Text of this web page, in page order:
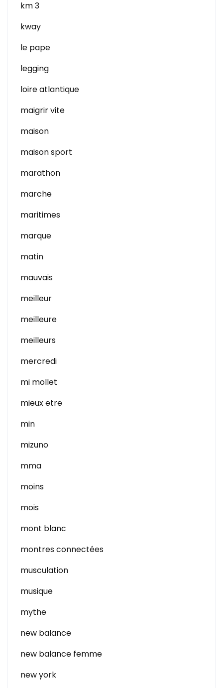
km 3
kway
le pape
legging
loire atlantique
maigrir vite
maison
maison sport
marathon
marche
maritimes
marque
matin
mauvais
meilleur
meilleure
meilleurs
mercredi
mi mollet
mieux etre
min
mizuno
mma
moins
mois
mont blanc
montres connectées
musculation
musique
mythe
new balance
new balance femme
new york